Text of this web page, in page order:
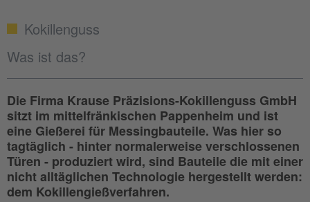
Kokillenguss
Was ist das?
Die Firma Krause Präzisions-Kokillenguss GmbH
sitzt im mittelfränkischen Pappenheim und ist
eine Gießerei für Messingbauteile. Was hier so
tagtäglich - hinter normalerweise verschlossenen
Türen - produziert wird, sind Bauteile die mit einer
nicht alltäglichen Technologie hergestellt werden:
dem Kokillengießverfahren.